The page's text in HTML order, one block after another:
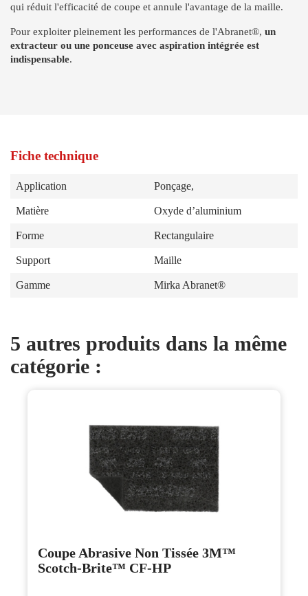
qui réduit l'efficacité de coupe et annule l'avantage de la maille.
Pour exploiter pleinement les performances de l'Abranet®, un
extracteur ou une ponceuse avec aspiration intégrée est
indispensable.
Fiche technique
Application Ponçage,
Matière Oxyde d’aluminium
Forme Rectangulaire
Support Maille
Gamme Mirka Abranet®
5 autres produits dans la même
catégorie :
Coupe Abrasive Non Tissée 3M™
Scotch-Brite™ CF-HP